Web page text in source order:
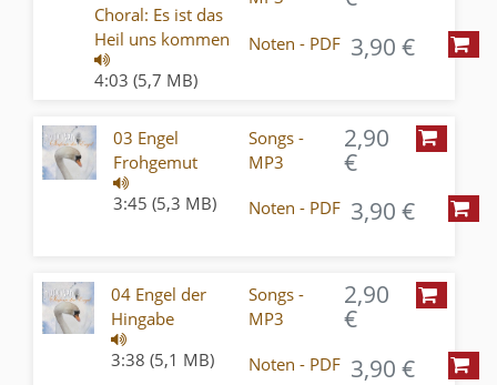
Choral: Es ist das
Heil uns kommen
4:03 (5,7 MB)
Noten - PDF 3,90 €
03 Engel
Frohgemut
3:45 (5,3 MB)
Songs -
MP3
2,90
€
Noten - PDF 3,90 €
04 Engel der
Hingabe
3:38 (5,1 MB)
Songs -
MP3
2,90
€
Noten - PDF 3,90 €